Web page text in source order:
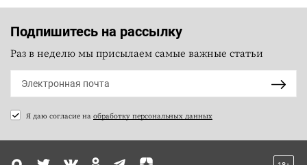
Подпишитесь на рассылку
Раз в неделю мы присылаем самые важные статьи
Я даю согласие на обработку персональных данных